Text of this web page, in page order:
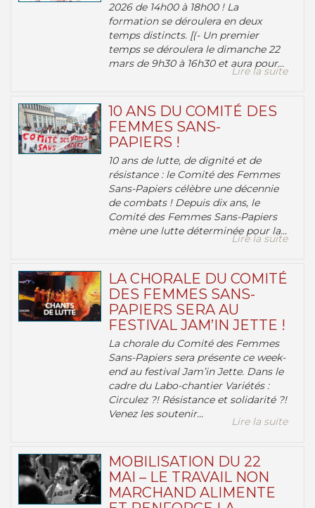
2026 de 14h00 à 18h00 ! La
formation se déroulera en deux
temps distincts. [(- Un premier
temps se déroulera le dimanche 22
mars de 9h30 à 16h30 et aura pour...
Lire la suite
10 ANS DU COMITÉ DES
FEMMES SANS-
PAPIERS !
10 ans de lutte, de dignité et de
résistance : le Comité des Femmes
Sans-Papiers célèbre une décennie
de combats ! Depuis dix ans, le
Comité des Femmes Sans-Papiers
mène une lutte déterminée pour la...
Lire la suite
LA CHORALE DU COMITÉ
DES FEMMES SANS-
PAPIERS SERA AU
FESTIVAL JAM’IN JETTE !
La chorale du Comité des Femmes
Sans-Papiers sera présente ce week-
end au festival Jam’in Jette. Dans le
cadre du Labo-chantier Variétés :
Circulez ?! Résistance et solidarité ?!
Venez les soutenir...
Lire la suite
MOBILISATION DU 22
MAI – LE TRAVAIL NON
MARCHAND ALIMENTE